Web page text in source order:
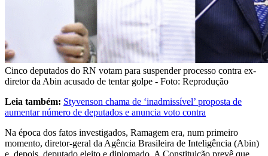
Cinco deputados do RN votam para suspender processo contra ex-
diretor da Abin acusado de tentar golpe - Foto: Reprodução
Leia também: Styvenson chama de ‘inadmissível’ proposta de
aumentar número de deputados e anuncia voto contra
Na época dos fatos investigados, Ramagem era, num primeiro
momento, diretor-geral da Agência Brasileira de Inteligência (Abin)
e, depois, deputado eleito e diplomado. A Constituição prevê que,